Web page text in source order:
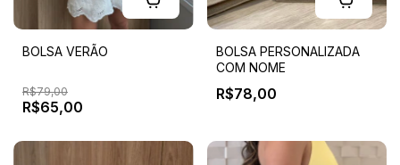
BOLSA VERÃO
R$79,00
R$65,00
BOLSA PERSONALIZADA
COM NOME
R$78,00